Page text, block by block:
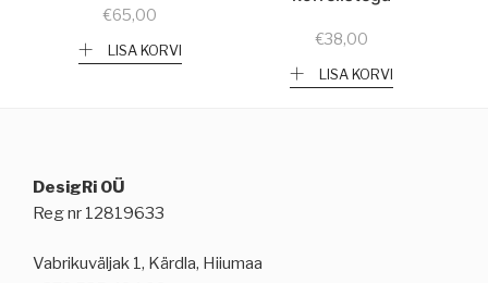
€65,00
LISA KORVI
€38,00
LISA KORVI
DesigRi OÜ
Reg nr 12819633
Vabrikuväljak 1, Kärdla, Hiiumaa